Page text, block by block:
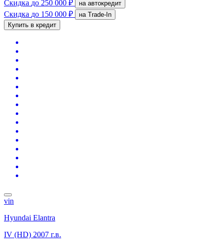
Скидка до 250 000 ₽ на автокредит
Скидка до 150 000 ₽
на Trade-In
Купить в кредит
vin
Hyundai Elantra
IV (HD) 2007 г.в.